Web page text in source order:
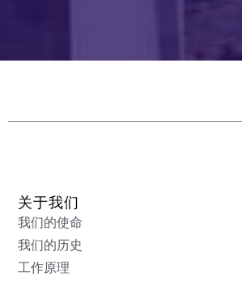
关于我们
我们的使命
我们的历史
工作原理